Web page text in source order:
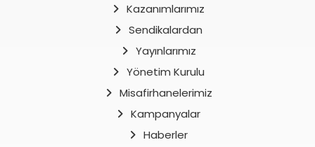
Kazanımlarımız
Sendikalardan
Yayınlarımız
Yönetim Kurulu
Misafirhanelerimiz
Kampanyalar
Haberler